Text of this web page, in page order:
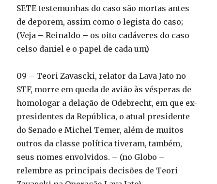
SETE testemunhas do caso são mortas antes
de deporem, assim como o legista do caso; –
(Veja – Reinaldo – os oito cadáveres do caso
celso daniel e o papel de cada um)
09 – Teori Zavascki, relator da Lava Jato no
STF, morre em queda de avião às vésperas de
homologar a delação de Odebrecht, em que ex-
presidentes da República, o atual presidente
do Senado e Michel Temer, além de muitos
outros da classe política tiveram, também,
seus nomes envolvidos. – (no Globo –
relembre as principais decisões de Teori